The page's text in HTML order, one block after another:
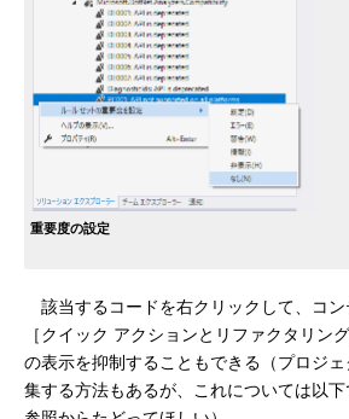
重要度の設定
該当するコードを右クリックして、コン
［クイック アクションとリファクタリン
の表示を抑制することもできる（プロジ
集する方法もあるが、これについては以